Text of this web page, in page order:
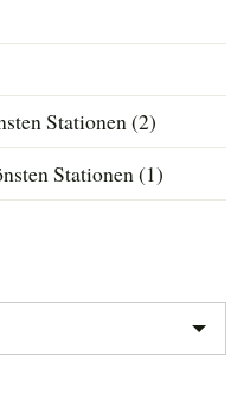
Stationen (2)
Stationen (1)